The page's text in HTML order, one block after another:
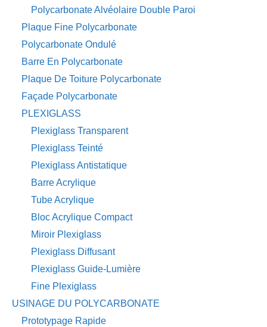
Polycarbonate Alvéolaire Double Paroi
Plaque Fine Polycarbonate
Polycarbonate Ondulé
Barre En Polycarbonate
Plaque De Toiture Polycarbonate
Façade Polycarbonate
PLEXIGLASS
Plexiglass Transparent
Plexiglass Teinté
Plexiglass Antistatique
Barre Acrylique
Tube Acrylique
Bloc Acrylique Compact
Miroir Plexiglass
Plexiglass Diffusant
Plexiglass Guide-Lumière
Fine Plexiglass
USINAGE DU POLYCARBONATE
Prototypage Rapide